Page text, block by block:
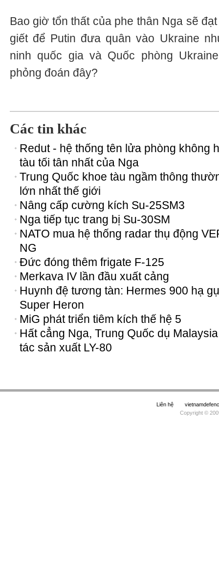
Bao giờ tổn thất của phe thân Nga sẽ
giết để Putin đưa quân vào Ukraine
ninh quốc gia và Quốc phòng
phỏng đoán đây?
Các tin khác
Redut - hệ thống tên lửa phòng không
tàu tối tân nhất của Nga
Trung Quốc khoe tàu ngầm thông
lớn nhất thế giới
Nâng cấp cường kích Su-25SM3
Nga tiếp tục trang bị Su-30SM
NATO mua hệ thống radar thụ động
NG
Đức đóng thêm frigate F-125
Merkava IV lần đầu xuất cảng
Huynh đệ tương tàn: Hermes 900 hạ
Super Heron
MiG phát triển tiêm kích thế hệ 5
Hất cẳng Nga, Trung Quốc dụ
tác sản xuất LY-80
Liên hệ
Copyright ©